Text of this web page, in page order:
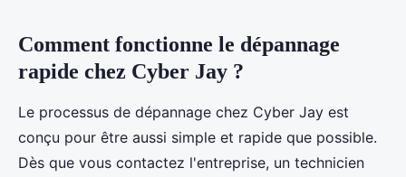
Comment fonctionne le dépannage
rapide chez Cyber Jay ?
Le processus de dépannage chez Cyber Jay est
conçu pour être aussi simple et rapide que possible.
Dès que vous contactez l'entreprise, un technicien